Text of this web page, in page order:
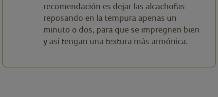
recomendación es dejar las alcachofas
reposando en la tempura apenas un
minuto o dos, para que se impregnen bien
y así tengan una textura más armónica.